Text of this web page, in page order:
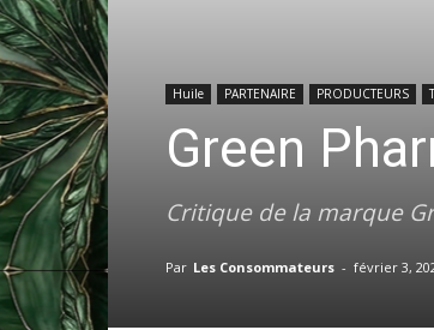
Huile PARTENAIRE PRODUCTEURS
Green
Critique de la marque
Par Les Consommateurs - février 3,